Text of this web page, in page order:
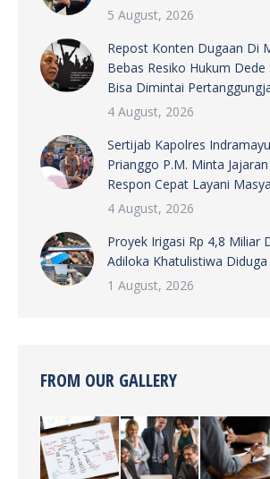
5 August, 2026
Repost Konten Dugaan Di
Bebas Resiko Hukum Dede
Bisa Dimintai
4 August, 2026
Sertijab Kapolres
Prianggo P.M. Minta
Respon Cepat Layani
4 August, 2026
Proyek Irigasi Rp 4,8 Miliar
Adiloka Khatulistiwa
1 August, 2026
FROM OUR GALLERY